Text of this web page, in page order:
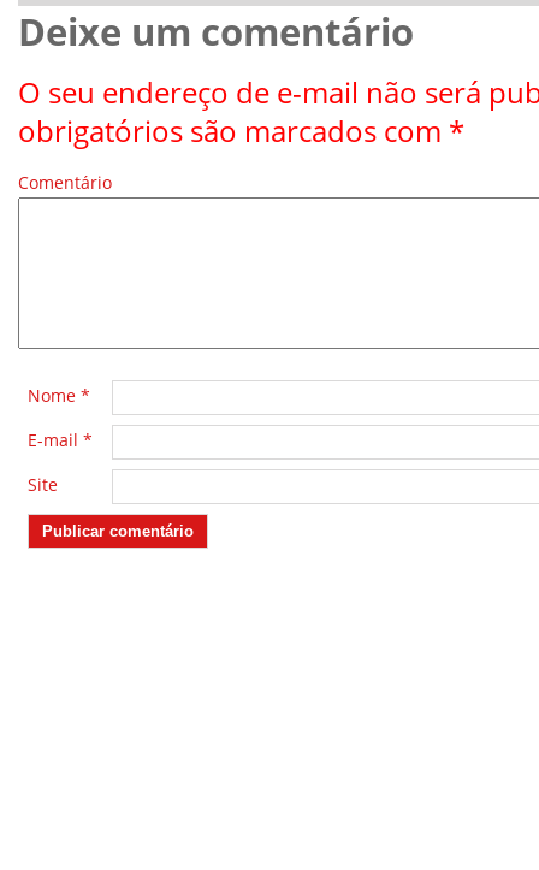
Deixe um comentário
O seu endereço de e-mail não será
obrigatórios são marcados com *
Comentário
Nome *
E-mail *
Site